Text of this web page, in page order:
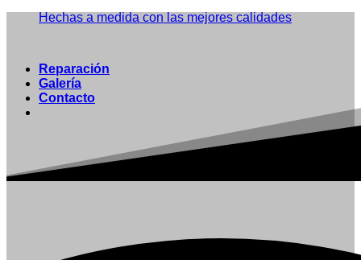
Hechas a medida con las mejores calidades
Reparación
Galería
Contacto